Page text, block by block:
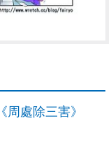
周處除三害》